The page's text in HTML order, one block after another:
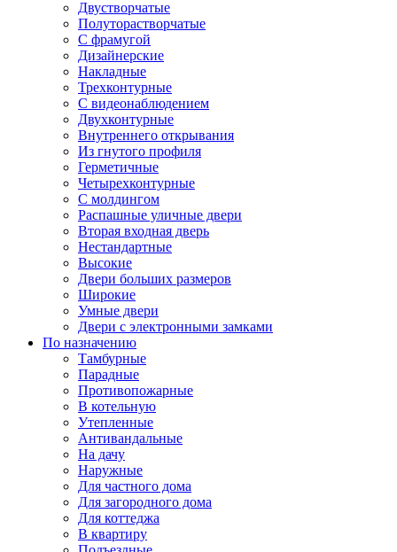
Двустворчатые
Полуторастворчатые
С фрамугой
Дизайнерские
Накладные
Трехконтурные
С видеонаблюдением
Двухконтурные
Внутреннего открывания
Из гнутого профиля
Герметичные
Четырехконтурные
С молдингом
Распашные уличные двери
Вторая входная дверь
Нестандартные
Высокие
Двери больших размеров
Широкие
Умные двери
Двери с электронными замками
По назначению
Тамбурные
Парадные
Противопожарные
В котельную
Утепленные
Антивандальные
На дачу
Наружные
Для частного дома
Для загородного дома
Для коттеджа
В квартиру